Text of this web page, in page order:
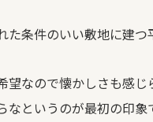
た条件のいい敷地に建つ
望なので懐かしさも感じ
なというのが最初の印象